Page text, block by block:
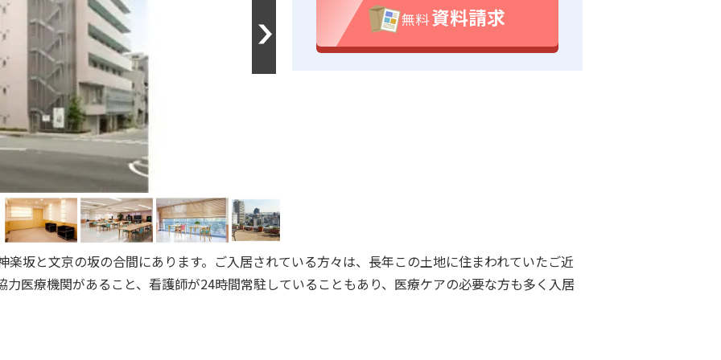
無料資料請求
坂と文京の坂の合間にあります。ご入居されている方々は、長年この土地に住まわれていたご近
医療機関があること、看護師が24時間常駐していることもあり、医療ケアの必要な方も多く入居